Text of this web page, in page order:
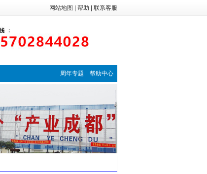
网站地图 帮助 联系客服
周年专题 帮助中心